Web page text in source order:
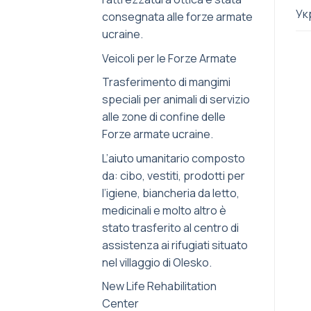
consegnata alle forze armate
ucraine.
Veicoli per le Forze Armate
Trasferimento di mangimi
speciali per animali di servizio
alle zone di confine delle
Forze armate ucraine.
L’aiuto umanitario composto
da: cibo, vestiti, prodotti per
l’igiene, biancheria da letto,
medicinali e molto altro è
stato trasferito al centro di
assistenza ai rifugiati situato
nel villaggio di Olesko.
New Life Rehabilitation
Center